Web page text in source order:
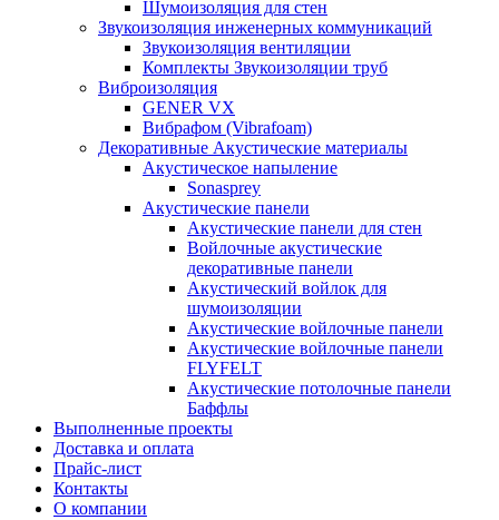
Шумоизоляция для стен
Звукоизоляция инженерных коммуникаций
Звукоизоляция вентиляции
Комплекты Звукоизоляции труб
Виброизоляция
GENER VX
Вибрафом (Vibrafoam)
Декоративные Акустические материалы
Акустическое напыление
Sonasprey
Акустические панели
Акустические панели для стен
Войлочные акустические
декоративные панели
Акустический войлок для
шумоизоляции
Акустические войлочные панели
Акустические войлочные панели
FLYFELT
Акустические потолочные панели
Баффлы
Выполненные проекты
Доставка и оплата
Прайс-лист
Контакты
О компании